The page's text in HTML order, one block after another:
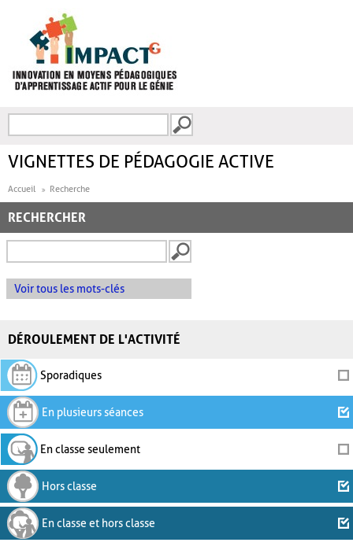
FORMULAIRE DE
VIGNETTES DE PÉDAGOGIE ACTIVE
Accueil Recherche
RECHERCHER
Voir tous les mots-clés
DÉROULEMENT DE L'ACTIVITÉ
Sporadiques
En plusieurs séances
En classe seulement
Hors classe
En classe et hors classe